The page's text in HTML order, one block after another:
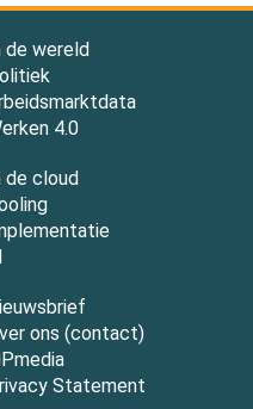
de wereld
4.0
de cloud
ons (contact)
Statement